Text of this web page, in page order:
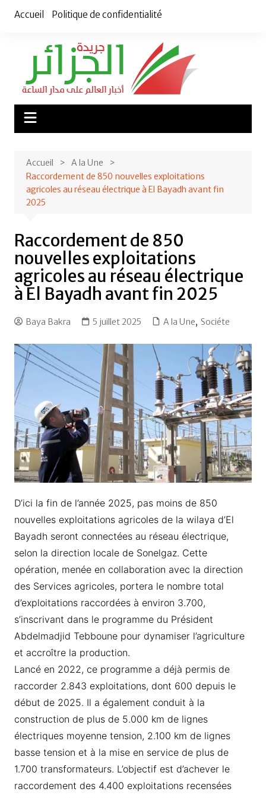
Accueil Politique de confidentialité
Accueil
A la Une
Raccordement de 850 nouvelles exploitations
agricoles au réseau électrique à El Bayadh avant fin
2025
Raccordement de 850
nouvelles exploitations
agricoles au réseau électrique
à El Bayadh avant fin 2025
Baya Bakra 5 juillet 2025 A la Une, Sociéte
D’ici la fin de l’année 2025, pas moins de 850
nouvelles exploitations agricoles de la wilaya d’El
Bayadh seront connectées au réseau électrique,
selon la direction locale de Sonelgaz. Cette
opération, menée en collaboration avec la direction
des Services agricoles, portera le nombre total
d’exploitations raccordées à environ 3.700,
s’inscrivant dans le programme du Président
Abdelmadjid Tebboune pour dynamiser l’agriculture
et accroître la production.
Lancé en 2022, ce programme a déjà permis de
raccorder 2.843 exploitations, dont 600 depuis le
début de 2025. Il a également conduit à la
construction de plus de 5.000 km de lignes
électriques moyenne tension, 2.100 km de lignes
basse tension et à la mise en service de plus de
1.700 transformateurs. L’objectif est d’achever le
raccordement des 4.400 exploitations recensées